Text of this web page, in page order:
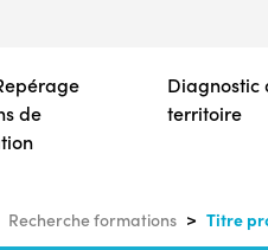
de
Diagnostic
territoire
Recherche formations Titre